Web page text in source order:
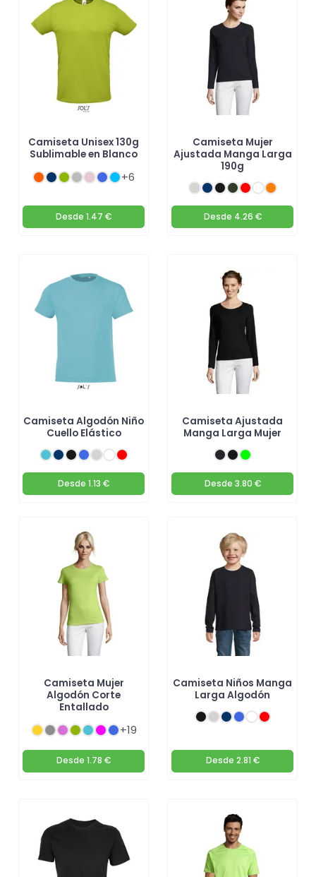
Camiseta Unisex 130g
Sublimable en Blanco
+6
Desde 1.47 €
Camiseta Mujer
Ajustada Manga Larga
190g
Desde 4.26 €
Camiseta Algodón Niño
Cuello Elástico
Desde 1.13 €
Camiseta Ajustada
Manga Larga Mujer
Desde 3.80 €
Camiseta Mujer
Algodón Corte
Entallado
+19
Desde 1.78 €
Camiseta Niños Manga
Larga Algodón
Desde 2.81 €